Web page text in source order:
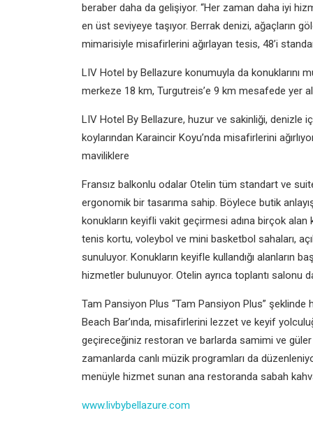
beraber daha da gelişiyor. “Her zaman daha iyi
en üst seviyeye taşıyor. Berrak denizi, ağaçların
mimarisiyle misafirlerini ağırlayan tesis, 48’i
LIV Hotel by Bellazure konumuyla da konuklarını
merkeze 18 km, Turgutreis’e 9 km mesafede yer
LIV Hotel By Bellazure, huzur ve sakinliği, denizle
koylarından Karaincir Koyu’nda misafirlerini
maviliklere
Fransız balkonlu odalar Otelin tüm standart ve
ergonomik bir tasarıma sahip. Böylece butik
konukların keyifli vakit geçirmesi adına birçok
tenis kortu, voleybol ve mini basketbol sahaları,
sunuluyor. Konukların keyifle kullandığı alanların
hizmetler bulunuyor. Otelin ayrıca toplantı salonu
Tam Pansiyon Plus “Tam Pansiyon Plus”
Beach Bar’ında, misafirlerini lezzet ve keyif
geçireceğiniz restoran ve barlarda samimi ve
zamanlarda canlı müzik programları da
menüyle hizmet sunan ana restoranda sabah
www.livbybellazure.com